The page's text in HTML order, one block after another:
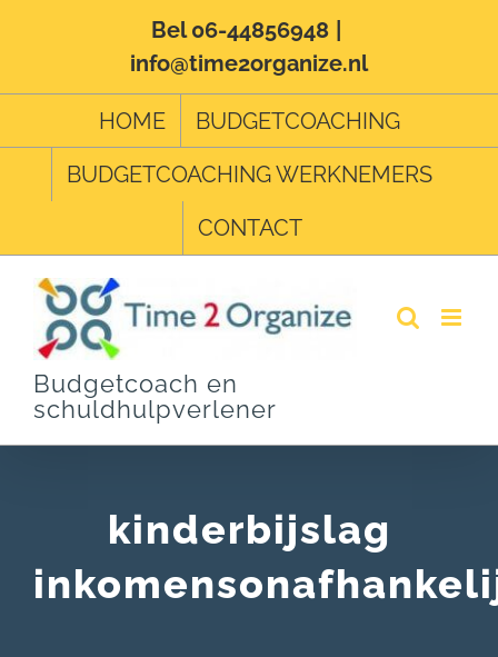
Bel 06-44856948
info@time2organize.nl
HOME
BUDGETCOACHING
BUDGETCOACHING WERKNEMERS
CONTACT
Budgetcoach en
schuldhulpverlener
kinderbijslag